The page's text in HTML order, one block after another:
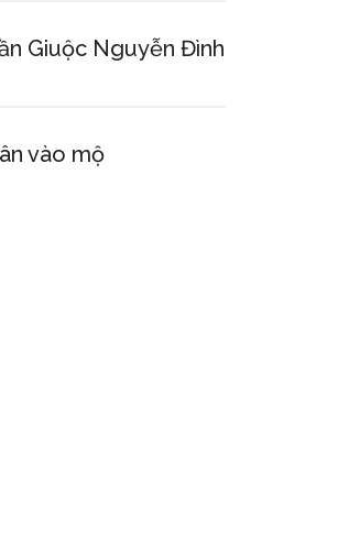
Giuộc Nguyễn Đình
vào mộ